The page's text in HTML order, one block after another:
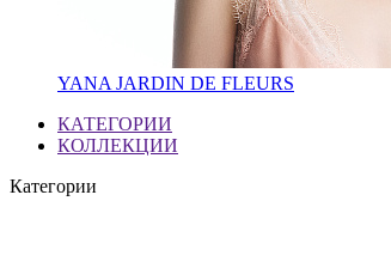
YANA JARDIN DE FLEURS
КАТЕГОРИИ
КОЛЛЕКЦИИ
Категории